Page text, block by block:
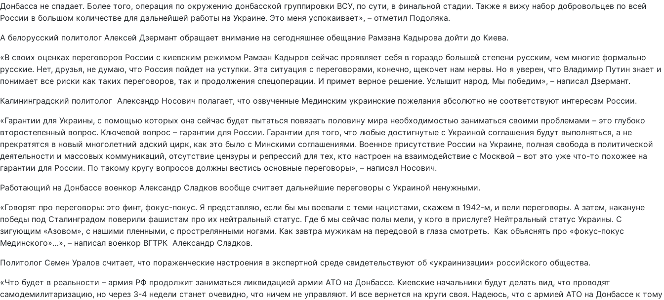
Донбасса не спадает. Более того, операция по окружению донбасской группировки ВСУ, по сути, в финальной стадии. Также я вижу набор добровольцев по всей
России в большом количестве для дальнейшей работы на Украине. Это меня успокаивает», – отметил Подоляка.
А белорусский политолог Алексей Дзермант обращает внимание на сегодняшнее обещание Рамзана Кадырова дойти до Киева.
«В своих оценках переговоров России с киевским режимом Рамзан Кадыров сейчас проявляет себя в гораздо большей степени русским, чем многие формально
русские. Нет, друзья, не думаю, что Россия пойдет на уступки. Эта ситуация с переговорами, конечно, щекочет нам нервы. Но я уверен, что Владимир Путин знает и
понимает все риски как таких переговоров, так и продолжения спецоперации. И примет верное решение. Услышит народ. Мы победим», – написал Дзермант.
Калининградский политолог Александр Носович полагает, что озвученные Мединским украинские пожелания абсолютно не соответствуют интересам России.
«Гарантии для Украины, с помощью которых она сейчас будет пытаться повязать половину мира необходимостью заниматься своими проблемами – это глубоко
второстепенный вопрос. Ключевой вопрос – гарантии для России. Гарантии для того, что любые достигнутые с Украиной соглашения будут выполняться, а не
прекратятся в новый многолетний адский цирк, как это было с Минскими соглашениями. Военное присутствие России на Украине, полная свобода в политической
деятельности и массовых коммуникаций, отсутствие цензуры и репрессий для тех, кто настроен на взаимодействие с Москвой – вот это уже что-то похожее на
гарантии для России. По такому кругу вопросов должны вестись основные переговоры», – написал Носович.
Работающий на Донбассе военкор Александр Сладков вообще считает дальнейшие переговоры с Украиной ненужными.
«Говорят про переговоры: это финт, фокус-покус. Я представляю, если бы мы воевали с теми нацистами, скажем в 1942-м, и вели переговоры. А затем, накануне
победы под Сталинградом поверили фашистам про их нейтральный статус. Где б мы сейчас полы мели, у кого в прислуге? Нейтральный статус Украины. С
зигующим «Азовом», с нашими пленными, с прострелянными ногами. Как завтра мужикам на передовой в глаза смотреть. Как объяснять про «фокус-покус
Мединского»…», – написал военкор ВГТРК Александр Сладков.
Политолог Семен Уралов считает, что пораженческие настроения в экспертной среде свидетельствуют об «украинизации» российского общества.
«Что будет в реальности – армия РФ продолжит заниматься ликвидацией армии АТО на Донбассе. Киевские начальники будут делать вид, что проводят
самодемилитаризацию, но через 3-4 недели станет очевидно, что ничем не управляют. И все вернется на круги своя. Надеюсь, что с армией АТО на Донбассе к тому